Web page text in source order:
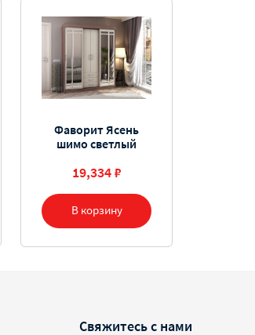
В корзину
Фаворит Ясень
шимо светлый
19,334 ₽
Свяжитесь с нами